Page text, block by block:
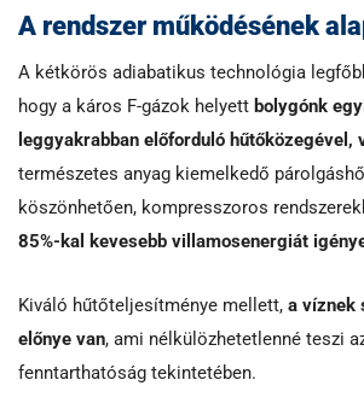
A rendszer működésének
A kétkörös adiabatikus technológia
hogy a káros F-gázok helyett bolygónk
leggyakrabban előforduló hűtőközegével,
természetes anyag kiemelkedő
köszönhetően, kompresszoros
85%-kal kevesebb villamosenergiát
Kiváló hűtőteljesítménye mellett, a víznek
előnye van, ami nélkülözhetetlenné teszi
fenntarthatóság tekintetében.